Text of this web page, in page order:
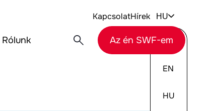
KapcsolatHírek HU
DE
EN
HU
Rólunk Az én SWF-em